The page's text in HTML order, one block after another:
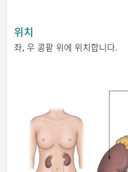
위치
좌, 우 콩팥 위에 위치합니다.